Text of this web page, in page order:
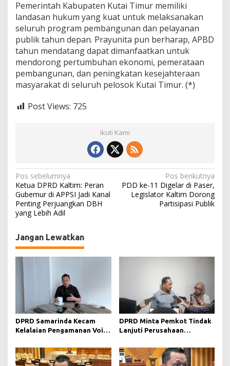
Pemerintah Kabupaten Kutai Timur memiliki
landasan hukum yang kuat untuk melaksanakan
seluruh program pembangunan dan pelayanan
publik tahun depan. Prayunita pun berharap, APBD
tahun mendatang dapat dimanfaatkan untuk
mendorong pertumbuhan ekonomi, pemerataan
pembangunan, dan peningkatan kesejahteraan
masyarakat di seluruh pelosok Kutai Timur. (*)
Post Views: 725
Ikuti Kami
N
a
v
i
g
a
s
Pos sebelumnya
Ketua DPRD Kaltim: Peran
Gubernur di APPSI Jadi Kanal
Penting Perjuangkan DBH
yang Lebih Adil
Pos berikutnya
PDD ke-11 Digelar di Paser,
Legislator Kaltim Dorong
Partisipasi Publik
Jangan Lewatkan
DPRD Samarinda Kecam
Kelalaian Pengamanan Void
Korban Jiwa
DPRD Minta Pemkot Tindak
Lanjuti Perusahaan